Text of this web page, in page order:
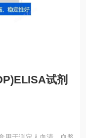
试剂